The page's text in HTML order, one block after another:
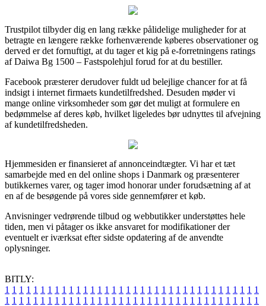
Trustpilot tilbyder dig en lang række pålidelige muligheder for at
betragte en længere række forhenværende køberes observationer og
derved er det fornuftigt, at du tager et kig på e-forretningens ratings
af Daiwa Bg 1500 – Fastspolehjul forud for at du bestiller.
Facebook præsterer derudover fuldt ud belejlige chancer for at få
indsigt i internet firmaets kundetilfredshed. Desuden møder vi
mange online virksomheder som gør det muligt at formulere en
bedømmelse af deres køb, hvilket ligeledes bør udnyttes til afvejning
af kundetilfredsheden.
Hjemmesiden er finansieret af annonceindtægter. Vi har et tæt
samarbejde med en del online shops i Danmark og præsenterer
butikkernes varer, og tager imod honorar under forudsætning af at
en af de besøgende på vores side gennemfører et køb.
Anvisninger vedrørende tilbud og webbutikker understøttes hele
tiden, men vi påtager os ikke ansvaret for modifikationer der
eventuelt er iværksat efter sidste opdatering af de anvendte
oplysninger.
BITLY:
1 1 1 1 1 1 1 1 1 1 1 1 1 1 1 1 1 1 1 1 1 1 1 1 1 1 1 1 1 1 1 1 1 1 1 1
1 1 1 1 1 1 1 1 1 1 1 1 1 1 1 1 1 1 1 1 1 1 1 1 1 1 1 1 1 1 1 1 1 1 1 1